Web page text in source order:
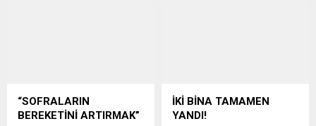
KIRMIZI ÇİZGİ OLDU
Üretimden sofraya gıda
performansla dikkat çekti.
Çocuğun, Ahmet Kaya’nın
“SOFRALARIN
BEREKETİNİ ARTIRMAK”
İKİ BİNA TAMAMEN
YANDI!